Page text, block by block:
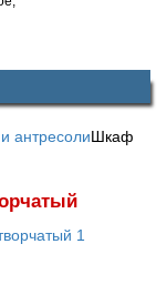
антресолиШкаф